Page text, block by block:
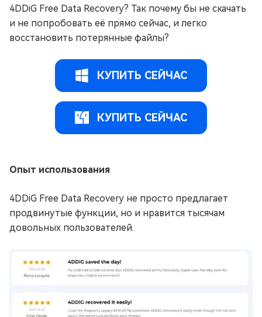
4DDiG Free Data Recovery? Так почему бы не скачать
и не попробовать её прямо сейчас, и легко
восстановить потерянные файлы?
КУПИТЬ СЕЙЧАС
КУПИТЬ СЕЙЧАС
Опыт использования
4DDiG Free Data Recovery не просто предлагает
продвинутые функции, но и нравится тысячам
довольных пользователей.